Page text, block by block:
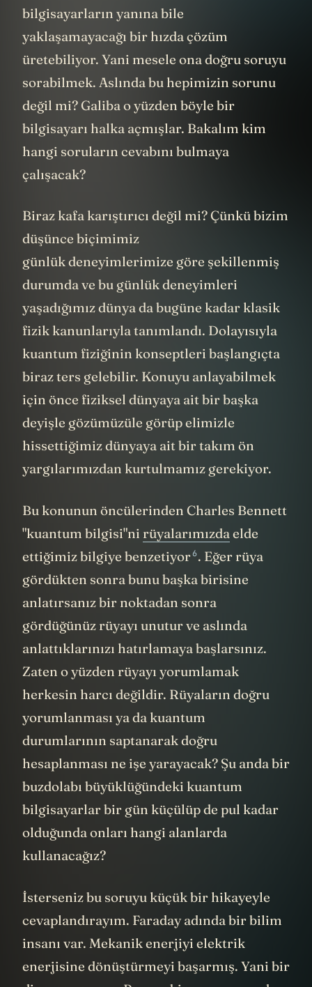
bilgisayarların yanına bile
yaklaşamayacağı bir hızda çözüm
üretebiliyor. Yani mesele ona doğru soruyu
sorabilmek. Aslında bu hepimizin sorunu
değil mi? Galiba o yüzden böyle bir
bilgisayarı halka açmışlar. Bakalım kim
hangi soruların cevabını bulmaya
çalışacak?
Biraz kafa karıştırıcı değil mi? Çünkü bizim
düşünce biçimimiz
günlük deneyimlerimize göre şekillenmiş
durumda ve bu günlük deneyimleri
yaşadığımız dünya da bugüne kadar klasik
fizik kanunlarıyla tanımlandı. Dolayısıyla
kuantum fiziğinin konseptleri başlangıçta
biraz ters gelebilir. Konuyu anlayabilmek
için önce fiziksel dünyaya ait bir başka
deyişle gözümüzüle görüp elimizle
hissettiğimiz dünyaya ait bir takım ön
yargılarımızdan kurtulmamız gerekiyor.
Bu konunun öncülerinden Charles Bennett
"kuantum bilgisi"ni rüyalarımızdaelde
ettiğimiz bilgiye benzetiyor6. Eğer rüya
gördükten sonra bunu başka birisine
anlatırsanız bir noktadan sonra
gördüğünüz rüyayı unutur ve aslında
anlattıklarınızı hatırlamaya başlarsınız.
Zaten o yüzden rüyayı yorumlamak
herkesin harcı değildir. Rüyaların doğru
yorumlanması ya da kuantum
durumlarının saptanarak doğru
hesaplanması ne işe yarayacak? Şu anda bir
buzdolabı büyüklüğündeki kuantum
bilgisayarlar bir gün küçülüp de pul kadar
olduğunda onları hangi alanlarda
kullanacağız?
İsterseniz bu soruyu küçük bir hikayeyle
cevaplandırayım. Faraday adında bir bilim
insanı var. Mekanik enerjiyi elektrik
enerjisine dönüştürmeyi başarmış. Yani bir